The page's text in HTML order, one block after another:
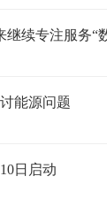
继续专注服务“
能源问题
日启动